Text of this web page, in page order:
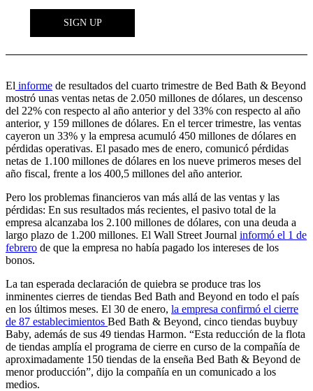
El informe de resultados del cuarto trimestre de Bed Bath & Beyond
mostró unas ventas netas de 2.050 millones de dólares, un descenso
del 22% con respecto al año anterior y del 33% con respecto al año
anterior, y 159 millones de dólares. En el tercer trimestre, las ventas
cayeron un 33% y la empresa acumuló 450 millones de dólares en
pérdidas operativas. El pasado mes de enero, comunicó pérdidas
netas de 1.100 millones de dólares en los nueve primeros meses del
año fiscal, frente a los 400,5 millones del año anterior.
Pero los problemas financieros van más allá de las ventas y las
pérdidas: En sus resultados más recientes, el pasivo total de la
empresa alcanzaba los 2.100 millones de dólares, con una deuda a
largo plazo de 1.200 millones. El Wall Street Journal informó el 1 de
febrero de que la empresa no había pagado los intereses de los
bonos.
La tan esperada declaración de quiebra se produce tras los
inminentes cierres de tiendas Bed Bath and Beyond en todo el país
en los últimos meses. El 30 de enero, la empresa confirmó el cierre
de 87 establecimientos Bed Bath & Beyond, cinco tiendas buybuy
Baby, además de sus 49 tiendas Harmon. “Esta reducción de la flota
de tiendas amplía el programa de cierre en curso de la compañía de
aproximadamente 150 tiendas de la enseña Bed Bath & Beyond de
menor producción”, dijo la compañía en un comunicado a los
medios.